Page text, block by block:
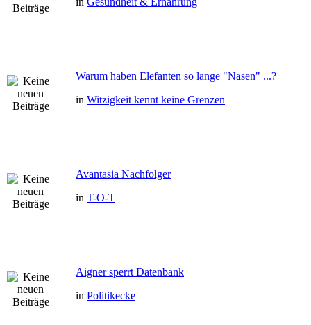
Warum haben Elefanten so lange "Nasen" ...?
in Witzigkeit kennt keine Grenzen
Avantasia Nachfolger
in T-O-T
Aigner sperrt Datenbank
in Politikecke